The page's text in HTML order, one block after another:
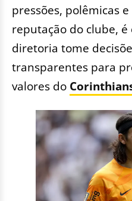
pressões, polêmicas
reputação do clube, é
diretoria tome
transparentes para
valores do